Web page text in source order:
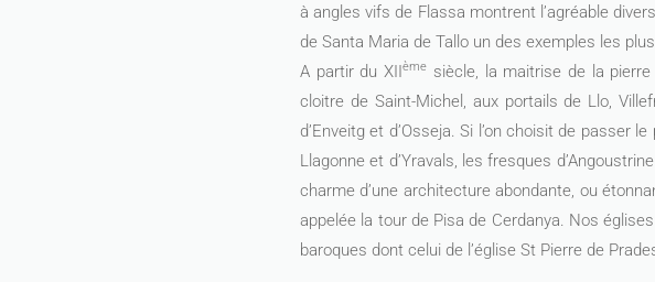
à angles vifs de Flassa montrent l’agréable
de Santa Maria de Tallo un des exemples les
A partir du XIIème siècle, la maitrise de la
cloitre de Saint-Michel, aux portails de Llo,
d’Enveitg et d’Osseja. Si l’on choisit de passer
Llagonne et d’Yravals, les fresques
charme d’une architecture abondante, ou
appelée la tour de Pisa de Cerdanya. Nos
baroques dont celui de l’église St Pierre de